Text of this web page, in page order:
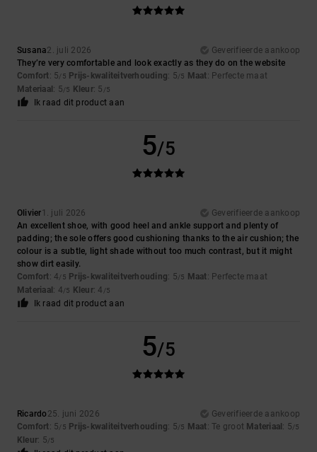
Susana2. juli 2026
Geverifieerde aankoop
They’re very comfortable and look exactly as they do on the website
Comfort: 5/5 Prijs-kwaliteitverhouding: 5/5 Maat: Perfecte maat
Materiaal : 5/5 Kleur: 5 /5
Ik raad dit product aan
5/5
Olivier1. juli 2026
Geverifieerde aankoop
An excellent shoe, with good heel and ankle support and plenty of
padding; the sole offers good cushioning thanks to the air cushion; the
colour is a subtle, light shade without too much contrast, but it might
show dirt easily.
Comfort: 4/5 Prijs-kwaliteitverhouding: 5/5 Maat: Perfecte maat
Materiaal : 4/5 Kleur: 4 /5
Ik raad dit product aan
5/5
Ricardo25. juni 2026
Geverifieerde aankoop
Comfort: 5/5 Prijs-kwaliteitverhouding: 5/5 Maat: Te groot Materiaal : 5/5
Kleur: 5/5